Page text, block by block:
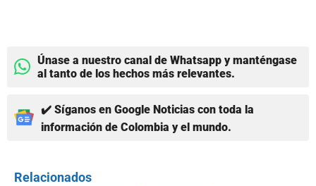
Únase a nuestro canal de Whatsapp y manténgase
al tanto de los hechos más relevantes.
✔️ Síganos en Google Noticias con toda la
información de Colombia y el mundo.
Relacionados